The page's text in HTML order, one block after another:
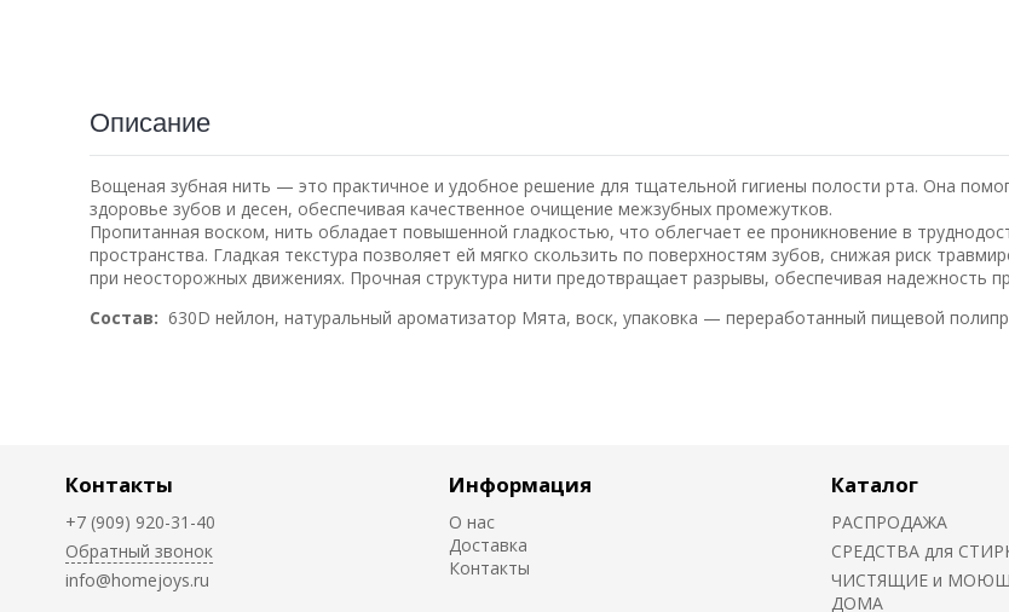
Описание
Вощеная зубная нить — это практичное и удобное решение для тщательной гигиены полости рта. Она
здоровье зубов и десен, обеспечивая качественное очищение межзубных промежутков.
Пропитанная воском, нить обладает повышенной гладкостью, что облегчает ее проникновение в
пространства. Гладкая текстура позволяет ей мягко скользить по поверхностям зубов, снижая риск
при неосторожных движениях. Прочная структура нити предотвращает разрывы, обеспечивая надежность
Состав: 630D нейлон, натуральный ароматизатор Мята, воск, упаковка — переработанный пищевой
Контакты
+7 (909) 920-31-40
Обратный звонок
info@homejoys.ru
Информация
О нас
Доставка
Контакты
Каталог
РАСПРОДАЖА
СРЕДСТВА для
ЧИСТЯЩИЕ и
ДОМА